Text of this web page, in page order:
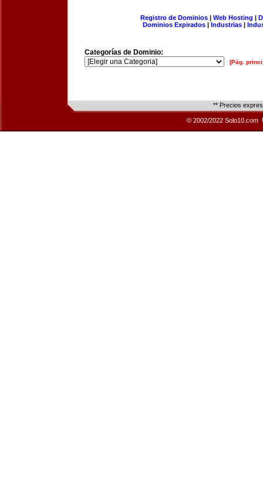
Registro de Dominios| Web Hosting |
Dominios Expirados | Industrias |
Categorías de Dominio:
[Pág.
** Precios
© 2002/2022 Solo10.com